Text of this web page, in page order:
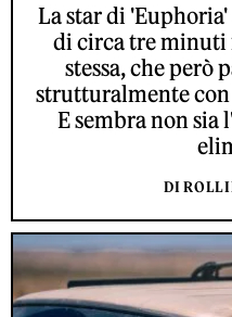
La star di
di circa tre minuti
stessa, che però
strutturalmente con
E sembra non sia
DI